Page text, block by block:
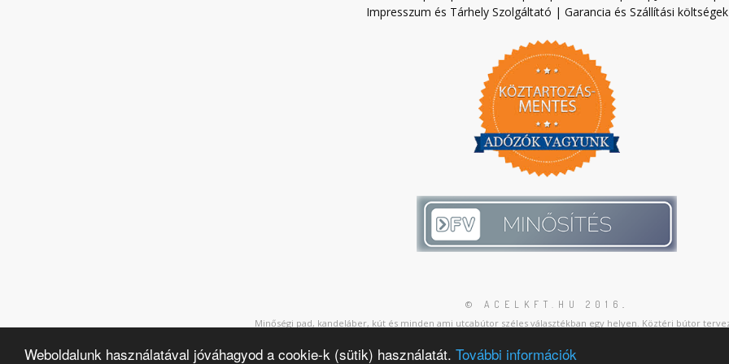
Weboldalunk használatával jóváhagyod a cookie-k (sütik) használatát. További információk
Impresszum és Tárhely Szolgáltató | Garancia és Szállítási költségek
© ACELKFT.HU 2016 .
Minőségi pad, kandeláber, kút és minden ami utcabútor széles választékban egy helyen. Köztéri bútor